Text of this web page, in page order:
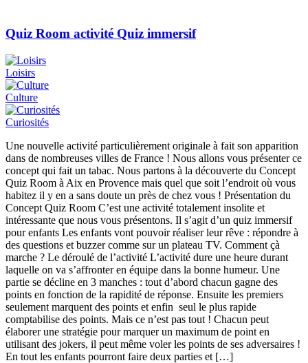
Quiz Room activité Quiz immersif
Loisirs
Culture
Curiosités
Une nouvelle activité particulièrement originale à fait son apparition
dans de nombreuses villes de France ! Nous allons vous présenter ce
concept qui fait un tabac. Nous partons à la découverte du Concept
Quiz Room à Aix en Provence mais quel que soit l’endroit où vous
habitez il y en a sans doute un près de chez vous ! Présentation du
Concept Quiz Room C’est une activité totalement insolite et
intéressante que nous vous présentons. Il s’agit d’un quiz immersif
pour enfants Les enfants vont pouvoir réaliser leur rêve : répondre à
des questions et buzzer comme sur un plateau TV. Comment çà
marche ? Le déroulé de l’activité L’activité dure une heure durant
laquelle on va s’affronter en équipe dans la bonne humeur. Une
partie se décline en 3 manches : tout d’abord chacun gagne des
points en fonction de la rapidité de réponse. Ensuite les premiers
seulement marquent des points et enfin seul le plus rapide
comptabilise des points. Mais ce n’est pas tout ! Chacun peut
élaborer une stratégie pour marquer un maximum de point en
utilisant des jokers, il peut même voler les points de ses adversaires !
En tout les enfants pourront faire deux parties et […]